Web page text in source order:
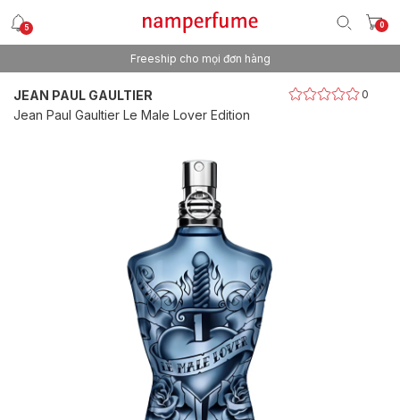
5 0
Freeship cho mọi đơn hàng
JEAN PAUL GAULTIER 0
Jean Paul Gaultier Le Male Lover Edition